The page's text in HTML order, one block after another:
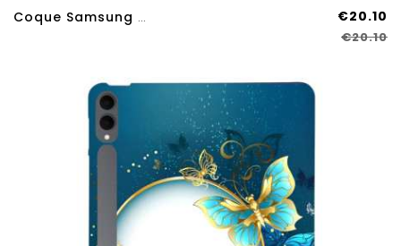
Coque Samsung Galaxy Tab S11 Ultra Papillons Sous La Lumière €20.10
€20.10